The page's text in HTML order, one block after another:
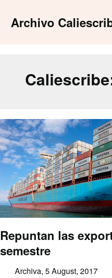
contentArchivo
Repuntan las
semestre
Archiva, 5 August, 2017